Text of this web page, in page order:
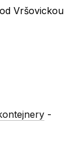
Vršovickou
-